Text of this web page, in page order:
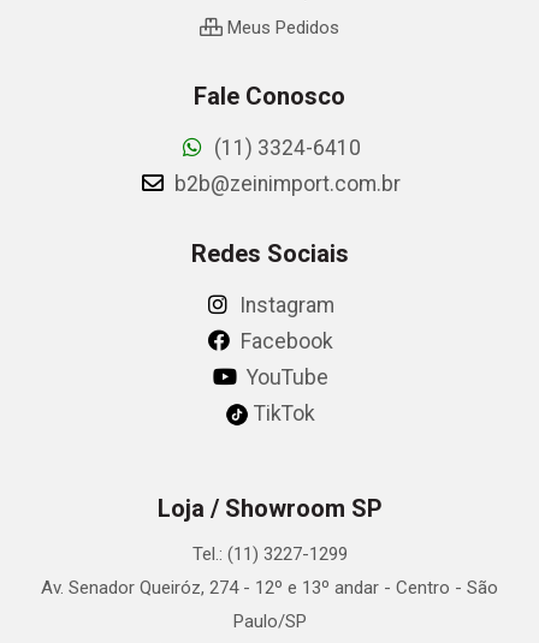
Meus Pedidos
Fale Conosco
(11) 3324-6410
b2b@zeinimport.com.br
Redes Sociais
Instagram
Facebook
YouTube
TikTok
Loja / Showroom SP
Tel.: (11) 3227-1299
Av. Senador Queiróz, 274 - 12º e 13º andar - Centro - São
Paulo/SP